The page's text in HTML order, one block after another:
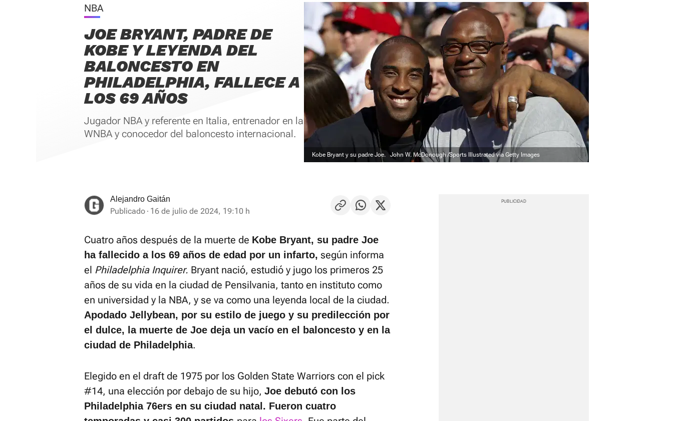
NBA
JOE BRYANT, PADRE DE
KOBE Y LEYENDA DEL
BALONCESTO EN
PHILADELPHIA, FALLECE A
LOS 69 AÑOS
Jugador NBA y referente en Italia, entrenador en la
WNBA y conocedor del baloncesto internacional.
Kobe Bryant y su padre Joe. John W. McDonough /Sports Illustrated via Getty Images
Alejandro Gaitán
Publicado 16 de julio de 2024, 19:10 h
Cuatro años después de la muerte de Kobe Bryant, su padre Joe
ha fallecido a los 69 años de edad por un infarto, según informa
el Philadelphia Inquirer. Bryant nació, estudió y jugo los primeros 25
años de su vida en la ciudad de Pensilvania, tanto en instituto como
en universidad y la NBA, y se va como una leyenda local de la ciudad.
Apodado Jellybean, por su estilo de juego y su predilección por
el dulce, la muerte de Joe deja un vacío en el baloncesto y en la
ciudad de Philadelphia.
Elegido en el draft de 1975 por los Golden State Warriors con el pick
#14, una elección por debajo de su hijo, Joe debutó con los
Philadelphia 76ers en su ciudad natal. Fueron cuatro